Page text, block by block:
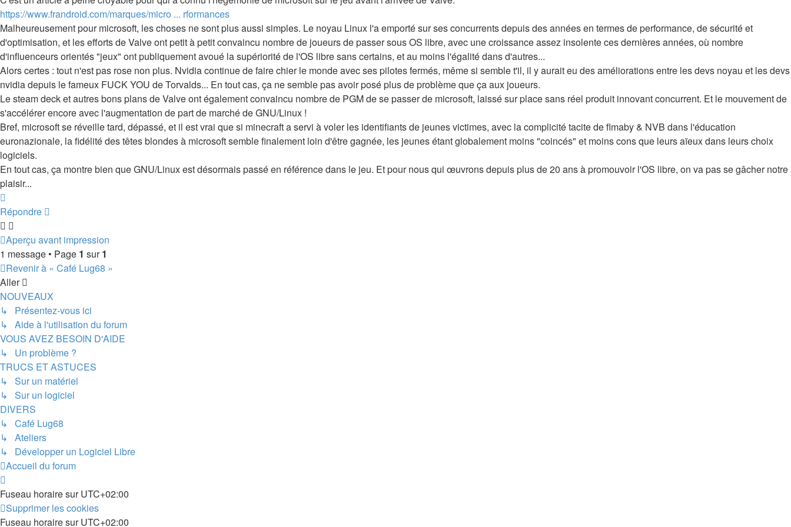
https://www.frandroid.com/marques/micro ... rformances
Malheureusement pour microsoft, les choses ne sont plus aussi simples. Le noyau Linux l'a emporté sur ses concurrents depuis des années en termes de performance, de sécurité et
d'optimisation, et les efforts de Valve ont petit à petit convaincu nombre de joueurs de passer sous OS libre, avec une croissance assez insolente ces dernières années, où nombre
d'influenceurs orientés "jeux" ont publiquement avoué la supériorité de l'OS libre sans certains, et au moins l'égalité dans d'autres...
Alors certes : tout n'est pas rose non plus. Nvidia continue de faire chier le monde avec ses pilotes fermés, même si semble t'il, il y aurait eu des améliorations entre les devs noyau et les devs
nvidia depuis le fameux FUCK YOU de Torvalds... En tout cas, ça ne semble pas avoir posé plus de problème que ça aux joueurs.
Le steam deck et autres bons plans de Valve ont également convaincu nombre de PGM de se passer de microsoft, laissé sur place sans réel produit innovant concurrent. Et le mouvement de
s'accélérer encore avec l'augmentation de part de marché de GNU/Linux !
Bref, microsoft se réveille tard, dépassé, et il est vrai que si minecraft a servi à voler les identifiants de jeunes victimes, avec la complicité tacite de flmaby & NVB dans l'éducation
euronazionale, la fidélité des têtes blondes à microsoft semble finalement loin d'être gagnée, les jeunes étant globalement moins "coincés" et moins cons que leurs aïeux dans leurs choix
logiciels.
En tout cas, ça montre bien que GNU/Linux est désormais passé en référence dans le jeu. Et pour nous qui œuvrons depuis plus de 20 ans à promouvoir l'OS libre, on va pas se gâcher notre
plaisir...
Répondre
Aperçu avant impression
1 message • Page 1 sur1
Revenir à « Café Lug68 »
Aller
NOUVEAUX
↳ Présentez-vous ici
↳ Aide à l'utilisation du forum
VOUS AVEZ BESOIN D'AIDE
↳ Un problème ?
TRUCS ET ASTUCES
↳ Sur un matériel
↳ Sur un logiciel
DIVERS
↳ Café Lug68
↳ Ateliers
↳ Développer un Logiciel Libre
Accueil du forum
Fuseau horaire surUTC+02:00
Supprimer les cookies
Fuseau horaire surUTC+02:00